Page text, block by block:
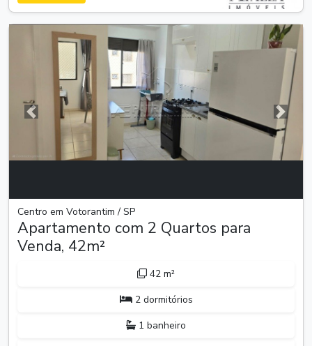
Anterior
Centro em Votorantim / SP
Apartamento com 2 Quartos para
Venda, 42m²
42 m²
2 dormitórios
1 banheiro